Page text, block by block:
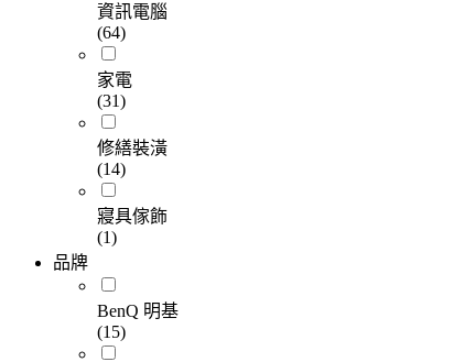
資訊電腦
(64)
家電
(31)
修繕裝潢
(14)
寢具傢飾
(1)
品牌
BenQ 明基
(15)